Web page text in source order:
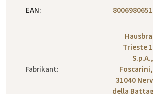
EAN:
Fabrikant:
Trieste
31040
della